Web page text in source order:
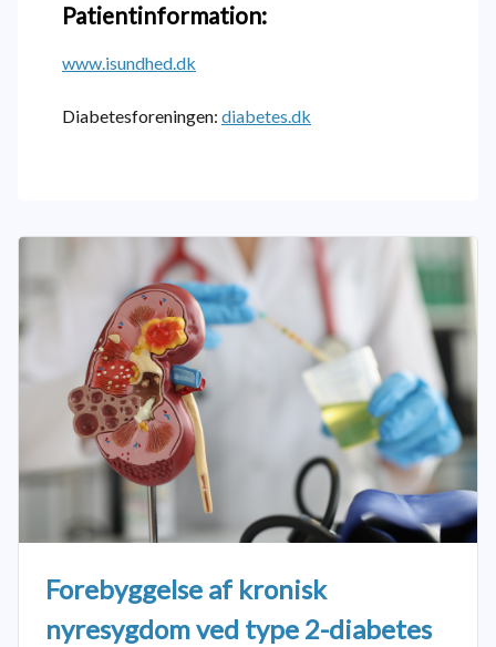
Patientinformation:
www.isundhed.dk
Diabetesforeningen: diabetes.dk
Forebyggelse af kronisk
nyresygdom ved type 2-diabetes